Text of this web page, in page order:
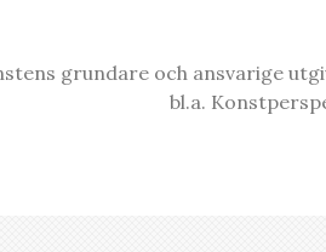
grundare och ansvarige
bl.a.